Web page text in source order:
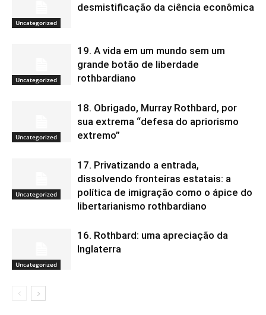
Uncategorized
desmistificação da ciência econômica
Uncategorized
19. A vida em um mundo sem um
grande botão de liberdade
rothbardiano
Uncategorized
18. Obrigado, Murray Rothbard, por
sua extrema “defesa do apriorismo
extremo”
Uncategorized
17. Privatizando a entrada,
dissolvendo fronteiras estatais: a
política de imigração como o ápice do
libertarianismo rothbardiano
Uncategorized
16. Rothbard: uma apreciação da
Inglaterra